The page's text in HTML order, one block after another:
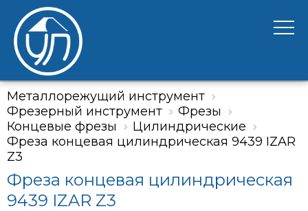
Металлорежущий инструмент
Фрезерный инструмент
Фрезы
Концевые фрезы
Цилиндрические
Фреза концевая цилиндрическая 9439 IZAR
Z3
Фреза концевая цилиндрическая
9439 IZAR Z3